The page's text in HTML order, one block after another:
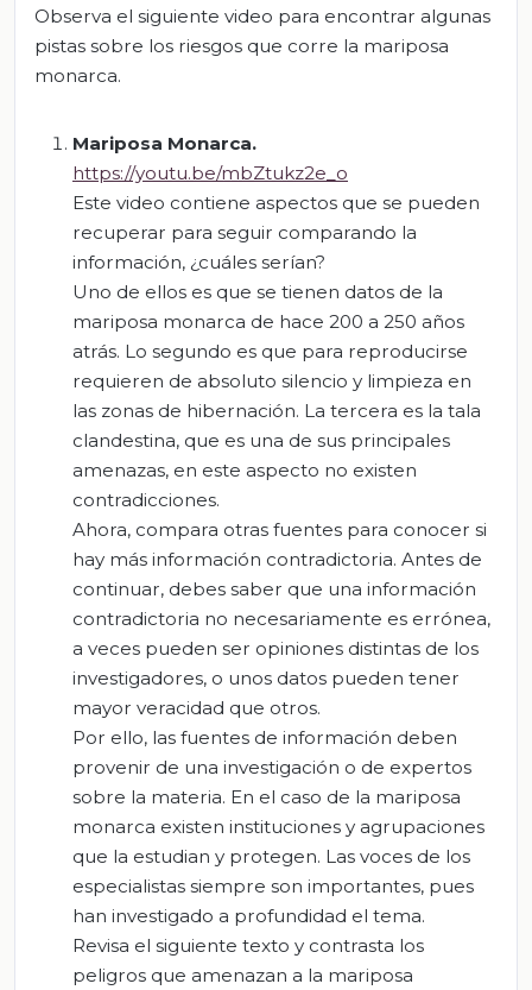
Observa el siguiente video para encontrar algunas
pistas sobre los riesgos que corre la mariposa
monarca.
Mariposa Monarca.
https://youtu.be/mbZtukz2e_o
Este video contiene aspectos que se pueden
recuperar para seguir comparando la
información, ¿cuáles serían?
Uno de ellos es que se tienen datos de la
mariposa monarca de hace 200 a 250 años
atrás. Lo segundo es que para reproducirse
requieren de absoluto silencio y limpieza en
las zonas de hibernación. La tercera es la tala
clandestina, que es una de sus principales
amenazas, en este aspecto no existen
contradicciones.
Ahora, compara otras fuentes para conocer si
hay más información contradictoria. Antes de
continuar, debes saber que una información
contradictoria no necesariamente es errónea,
a veces pueden ser opiniones distintas de los
investigadores, o unos datos pueden tener
mayor veracidad que otros.
Por ello, las fuentes de información deben
provenir de una investigación o de expertos
sobre la materia. En el caso de la mariposa
monarca existen instituciones y agrupaciones
que la estudian y protegen. Las voces de los
especialistas siempre son importantes, pues
han investigado a profundidad el tema.
Revisa el siguiente texto y contrasta los
peligros que amenazan a la mariposa